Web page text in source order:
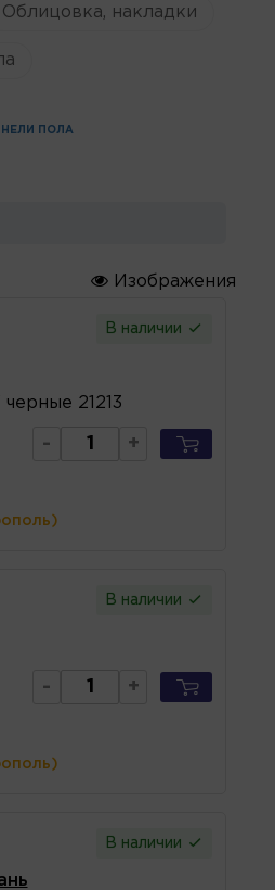
Облицовка, накладки
ПОЛА
Изображения
В наличии
21213
- +
В наличии
- +
В наличии